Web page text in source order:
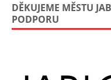
DĚKUJEME MĚSTU
PODPORU